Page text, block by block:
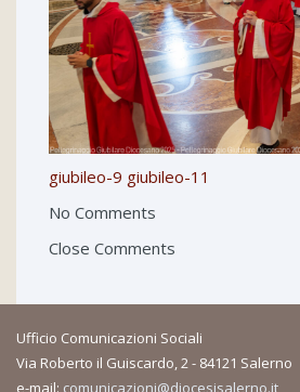
giubileo-9 giubileo-11
No Comments
Close Comments
Ufficio Comunicazioni Sociali
Via Roberto il Guiscardo, 2 - 84121 Salerno
e-mail: comunicazioni@diocesisalerno.it